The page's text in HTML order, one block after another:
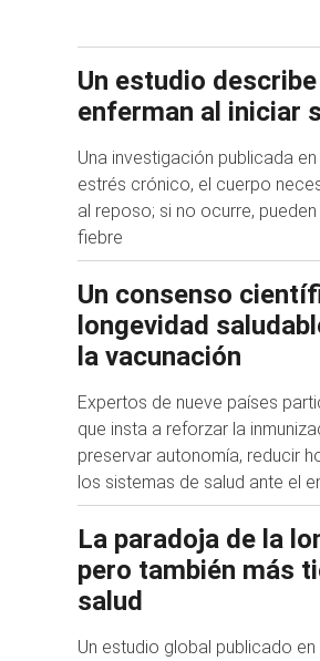
Un estudio
enferman al iniciar
Una investigación publicada
estrés crónico, el cuerpo
al reposo; si no ocurre,
fiebre
Un consenso
longevidad
la vacunación
Expertos de nueve países
que insta a reforzar la
preservar autonomía, reducir
los sistemas de salud ante el
La paradoja de la
pero también más
salud
Un estudio global publicado